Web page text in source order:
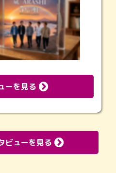
ーを見る
ビューを見る